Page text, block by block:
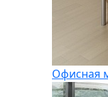
Офисная